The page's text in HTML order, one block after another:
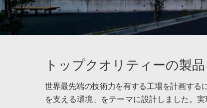
トップクオリティーの製
世界最先端の技術力を有する工場を計画する
を支える環境」をテーマに設計しました。